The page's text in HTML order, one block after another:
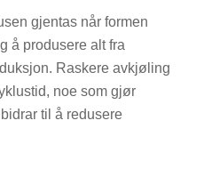
gjentas når formen
å produsere alt fra
Raskere avkjøling
noe som gjør
til å redusere